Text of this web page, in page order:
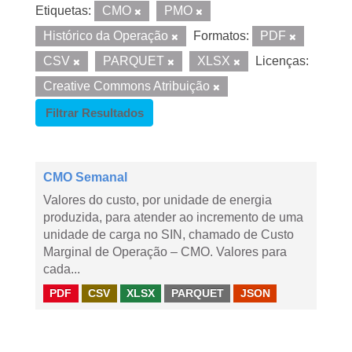
Etiquetas: CMO
PMO
Histórico da Operação
Formatos:
PDF
CSV
PARQUET XLSX
Licenças:
Creative Commons Atribuição
Filtrar Resultados
CMO Semanal
Valores do custo, por unidade de energia
produzida, para atender ao incremento de uma
unidade de carga no SIN, chamado de Custo
Marginal de Operação – CMO. Valores para
cada...
PDF CSV XLSX PARQUET JSON